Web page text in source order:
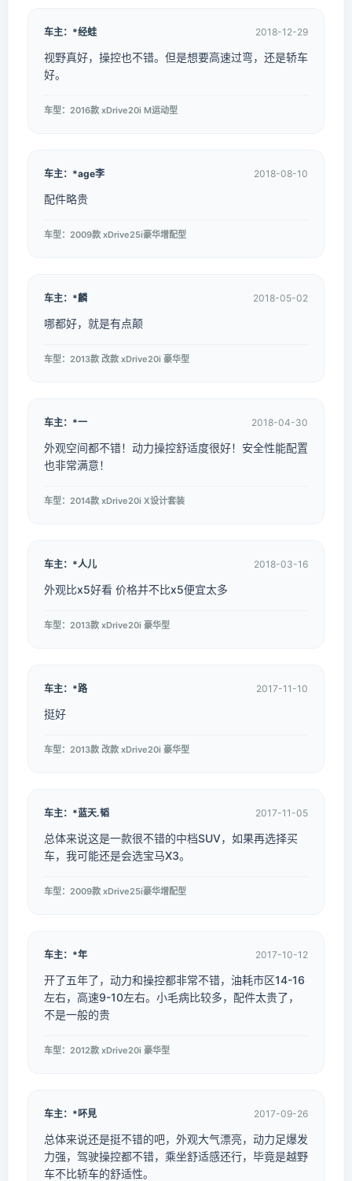
车主：*经蛙 2018-12-29
视野真好，操控也不错。但是想要高速过弯，还是轿车
好。
车型：2016款 xDrive20i M运动型
车主：*age李 2018-08-10
配件略贵
车型：2009款 xDrive25i豪华增配型
车主：*麟 2018-05-02
哪都好，就是有点颠
车型：2013款 改款 xDrive20i 豪华型
车主：*一 2018-04-30
外观空间都不错！动力操控舒适度很好！安全性能配置
也非常满意！
车型：2014款 xDrive20i X设计套装
车主：*人儿 2018-03-16
外观比x5好看 价格并不比x5便宜太多
车型：2013款 xDrive20i 豪华型
车主：*路 2017-11-10
挺好
车型：2013款 改款 xDrive20i 豪华型
车主：*蓝天.韬 2017-11-05
总体来说这是一款很不错的中档SUV，如果再选择买
车，我可能还是会选宝马X3。
车型：2009款 xDrive25i豪华增配型
车主：*年 2017-10-12
开了五年了，动力和操控都非常不错，油耗市区14-16
左右，高速9-10左右。小毛病比较多，配件太贵了，
不是一般的贵
车型：2012款 xDrive20i 豪华型
车主：*吥見 2017-09-26
总体来说还是挺不错的吧，外观大气漂亮，动力足爆发
力强，驾驶操控都不错，乘坐舒适感还行，毕竟是越野
车不比轿车的舒适性。